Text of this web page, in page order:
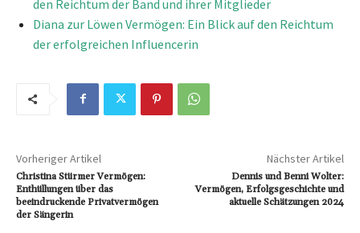
den Reichtum der Band und ihrer Mitglieder
Diana zur Löwen Vermögen: Ein Blick auf den Reichtum
der erfolgreichen Influencerin
Vorheriger Artikel
Christina Stürmer Vermögen:
Enthüllungen über das
beeindruckende Privatvermögen
der Sängerin
Nächster Artikel
Dennis und Benni Wolter:
Vermögen, Erfolgsgeschichte und
aktuelle Schätzungen 2024